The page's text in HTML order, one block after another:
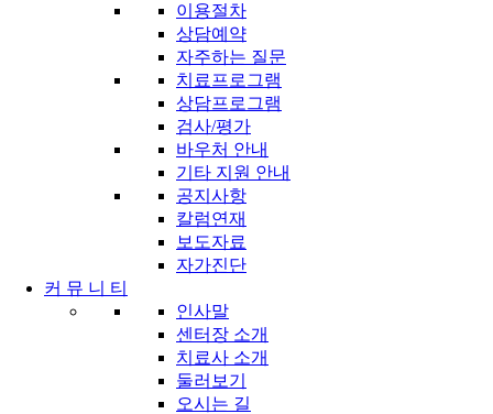
이용절차
상담예약
자주하는 질문
치료프로그램
상담프로그램
검사/평가
바우처 안내
기타 지원 안내
공지사항
칼럼연재
보도자료
자가진단
커 뮤 니 티
인사말
센터장 소개
치료사 소개
둘러보기
오시는 길